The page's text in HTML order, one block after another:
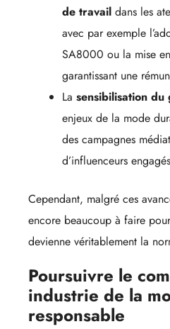
de travail dans les
avec par exemple
SA8000 ou la mise
garantissant une
La sensibilisation
enjeux de la mode
des campagnes
d’influenceurs
Cependant, malgré ces
encore beaucoup à faire
devienne véritablement la
Poursuivre le
industrie de la
responsable